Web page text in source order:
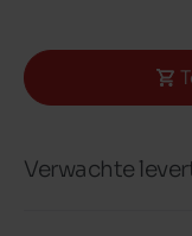
Verwachte